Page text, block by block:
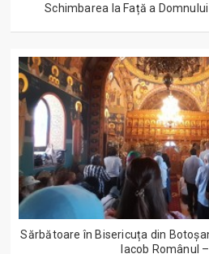
Schimbarea la Față a
Sărbătoare în Bisericuța din
Iacob Românul